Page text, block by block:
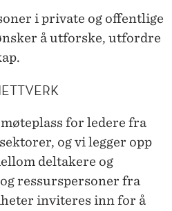
i private og offentlige
å utforske, utfordre
for ledere fra
og vi legger opp
deltakere og
ressurspersoner fra
inviteres inn for å